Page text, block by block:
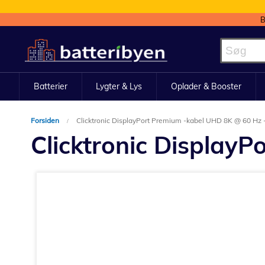
to
Content
Batterier Lygter & Lys Oplader & Booster
Forsiden Clicktronic DisplayPort Premium -kabel UHD 8K @ 60 Hz
Clicktronic